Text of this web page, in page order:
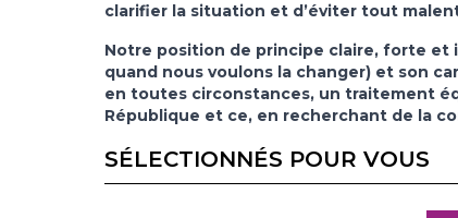
clarifier la situation et d’éviter tout
Notre position de principe claire, forte et
quand nous voulons la changer) et son
en toutes circonstances, un traitement
République et ce, en recherchant de la
SÉLECTIONNÉS POUR VOUS